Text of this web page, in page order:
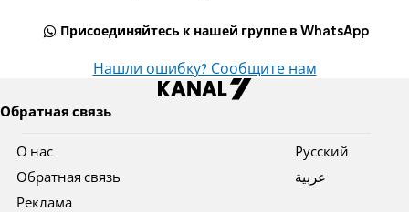
Присоединяйтесь к нашей группе в WhatsApp
Нашли ошибку? Сообщите нам
Обратная связь
О нас
Обратная связь
Реклама
Pусский
عربية